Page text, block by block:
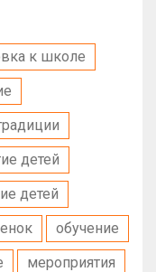
к школе
детей
детей
обучение
мероприятия